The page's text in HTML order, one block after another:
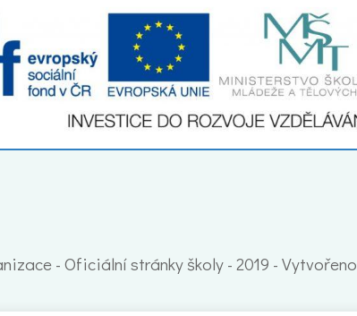
- Oficiální stránky školy - 2019 - Vytvořeno